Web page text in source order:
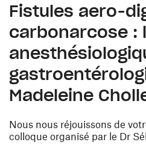
Fistules aero-
carbonarcose :
Madeleine
Nous nous réjouissons de
colloque organisé par le Dr